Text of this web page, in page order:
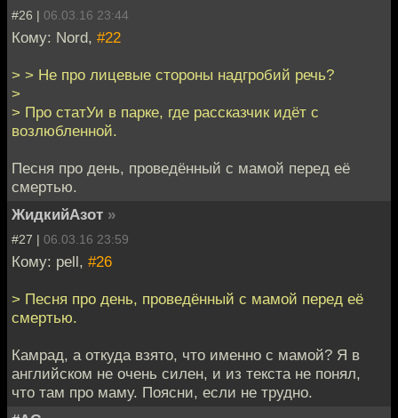
#26 | 06.03.16 23:44
Кому: Nord, #22
> > Не про лицевые стороны надгробий речь?
>
> Про статУи в парке, где рассказчик идёт с
возлюбленной.
Песня про день, проведённый с мамой перед её
смертью.
ЖидкийАзот »
#27 | 06.03.16 23:59
Кому: pell, #26
> Песня про день, проведённый с мамой перед её
смертью.
Камрад, а откуда взято, что именно с мамой? Я в
английском не очень силен, и из текста не понял,
что там про маму. Поясни, если не трудно.